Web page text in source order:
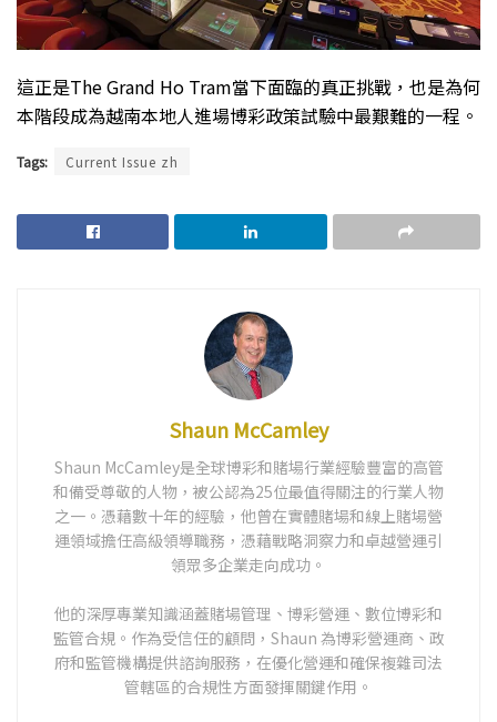
這正是The Grand Ho Tram當下面臨的真正挑戰，也是為何
本階段成為越南本地人進場博彩政策試驗中最艱難的一程。
Tags: Current Issue zh
Shaun McCamley
Shaun McCamley是全球博彩和賭場行業經驗豐富的高管
和備受尊敬的人物，被公認為25位最值得關注的行業人物
之一。憑藉數十年的經驗，他曾在實體賭場和線上賭場營
運領域擔任高級領導職務，憑藉戰略洞察力和卓越營運引
領眾多企業走向成功。
他的深厚專業知識涵蓋賭場管理、博彩營運、數位博彩和
監管合規。作為受信任的顧問，Shaun 為博彩營運商、政
府和監管機構提供諮詢服務，在優化營運和確保複雜司法
管轄區的合規性方面發揮關鍵作用。